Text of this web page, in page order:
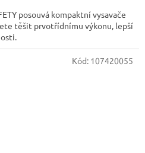
posouvá kompaktní vysavače
těšit prvotřídnímu výkonu, lepší
Kód: 107420055